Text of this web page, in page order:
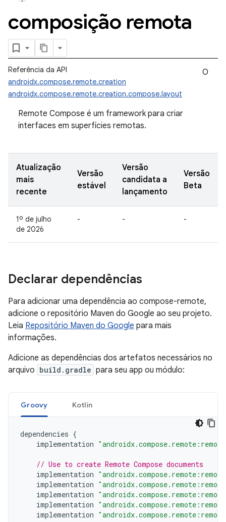
composição remota
Referência da API
androidx.compose.remote.creation
androidx.compose.remote.creation.compose.layout
O
Remote Compose é um framework para criar
interfaces em superfícies remotas.
Atualização
mais
recente
Versão
estável
Versão
candidata a
lançamento
Versão
Beta
1º de julho
de 2026
- - -
Declarar dependências
Para adicionar uma dependência ao compose-remote,
adicione o repositório Maven do Google ao seu projeto.
Leia Repositório Maven do Google para mais
informações.
Adicione as dependências dos artefatos necessários no
arquivo build.gradle para seu app ou módulo:
Groovy Kotlin
dependencies {
implementation
// Use to create Remote Compose documents
implementation
implementation
implementation
implementation
implementation